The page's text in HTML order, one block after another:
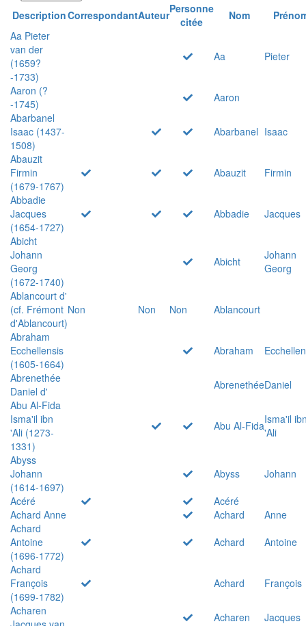
DescriptionCorrespondantAuteurPersonne
citée
Nom
Aa Pieter
van der
(1659?
-1733)
Aa Pieter
Aaron (?
-1745)
Aaron
Abarbanel
Isaac (1437-
1508)
Abarbanel Isaac
Abauzit
Firmin
(1679-1767)
Abauzit
Firmin
Abbadie
Jacques
(1654-1727)
Abbadie
Jacques
Abicht
Johann
Georg
(1672-1740)
Abicht
Johann
Georg
Ablancourt d'
(cf. Frémont
d'Ablancourt)
Non Non Non
Ablancourt
Abraham
Ecchellensis
(1605-1664)
Abraham
Abrenethée
Daniel d'
AbrenethéeDaniel
Abu Al-Fida
Isma'il ibn
'Ali (1273-
1331)
Abu Al-FidaIsma'il
'Ali
Abyss
Johann
(1614-1697)
Abyss
Johann
Acéré
Acéré
Achard Anne
Achard
Anne
Achard
Antoine
(1696-1772)
Achard
Antoine
Achard
François
(1699-1782)
Achard
François
Acharen
Acharen
Jacques